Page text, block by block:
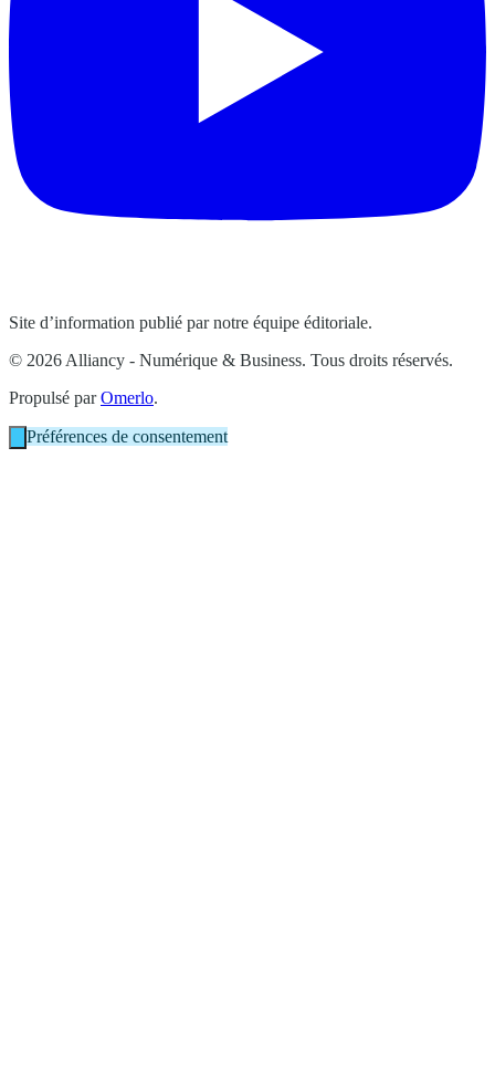
Site d’information publié par notre équipe éditoriale.
© 2026 Alliancy - Numérique & Business. Tous droits réservés.
Propulsé parOmerlo.
Préférences de consentement